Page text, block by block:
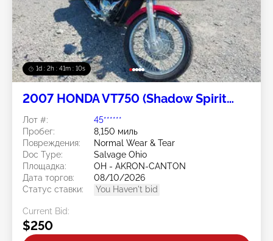
1d : 2h : 41m : 08s
2007 HONDA VT750 (Shadow Spirit
Лот #:
45******
Пробег:
8,150 миль
Повреждения:
Normal Wear & Tear
Doc Type:
Salvage Ohio
Площадка:
OH - AKRON-CANTON
Дата торгов:
08/10/2026
Статус ставки:
You Haven't bid
Current Bid:
$250